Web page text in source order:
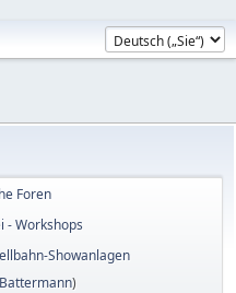
Foren
- Workshops
Showanlagen
)